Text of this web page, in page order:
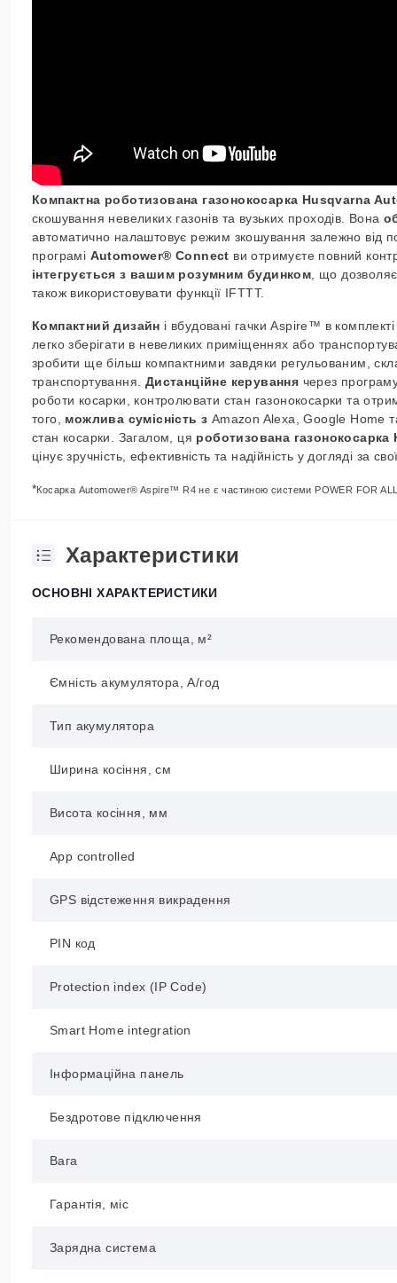
Компактна роботизована газонокосарка Husqvarna
скошування невеликих газонів та вузьких проходів. Вона
автоматично налаштовує режим зкошування залежно від
програмі Automower® Connect ви отримуєте повний
інтегрується з вашим розумним будинком , що
також використовувати функції IFTTT.
Компактний дизайн і вбудовані гачки Aspire™ в
легко зберігати в невеликих приміщеннях або
зробити ще більш компактними завдяки регульованим,
транспортування. Дистанційне керування через
роботи косарки, контролювати стан газонокосарки та
того, можлива сумісність з Amazon Alexa, Google Home
стан косарки. Загалом, ця роботизована
цінує зручність, ефективність та надійність у догляді за
*Косарка Automower® Aspire™ R4 не є частиною системи POWER FOR
Характеристики
ОСНОВНІ ХАРАКТЕРИСТИКИ
Рекомендована площа, м²
Ємність акумулятора, А/год
Тип акумулятора
Ширина косіння, см
Висота косіння, мм
App controlled
GPS відстеження викрадення
PIN код
Protection index (IP Code)
Smart Home integration
Інформаційна панель
Бездротове підключення
Вага
Гарантія, міс
Зарядна система